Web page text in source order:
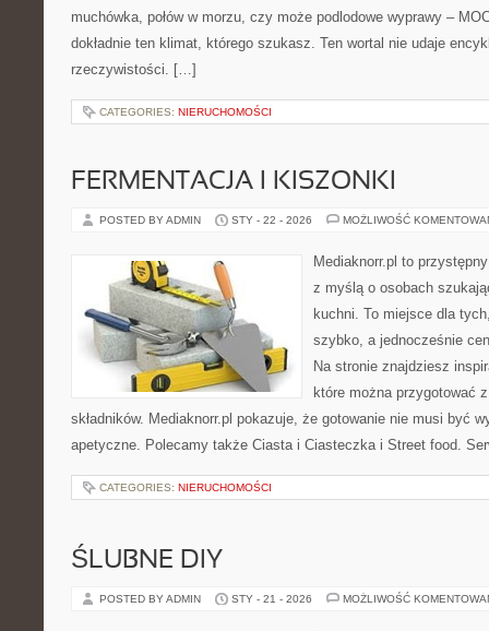
muchówka, połów w morzu, czy może podlodowe wyprawy –
dokładnie ten klimat, którego szukasz. Ten wortal nie udaje
rzeczywistości. […]
CATEGORIES: NIERUCHOMOŚCI
FERMENTACJA I KISZONKI
POSTED BY ADMIN STY - 22 - 2026 MOŻLIWOŚĆ
Mediaknorr.pl to
z myślą o osobach
kuchni. To miejsce dla
szybko, a jednocześnie
Na stronie znajdziesz
które można przygotować
składników. Mediaknorr.pl pokazuje, że gotowanie nie musi być
apetyczne. Polecamy także Ciasta i Ciasteczka i Street food.
CATEGORIES: NIERUCHOMOŚCI
ŚLUBNE DIY
POSTED BY ADMIN STY - 21 - 2026 MOŻLIWOŚĆ